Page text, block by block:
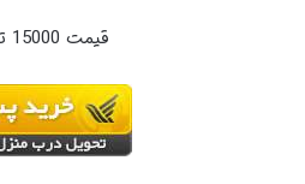
قیمت 15000 تومان